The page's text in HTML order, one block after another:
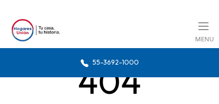
MENU
55-3692-1000
404